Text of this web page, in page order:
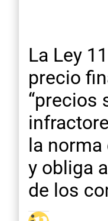
La Ley
precio
“precios
la
y obliga
de los